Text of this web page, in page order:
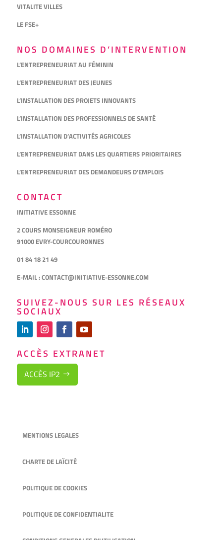
VITALITE VILLES
LE FSE+
NOS DOMAINES D’INTERVENTION
L’ENTREPRENEURIAT AU FÉMININ
L’ENTREPRENEURIAT DES JEUNES
L’INSTALLATION DES PROJETS INNOVANTS
L’INSTALLATION DES PROFESSIONNELS DE SANTÉ
L’INSTALLATION D’ACTIVITÉS AGRICOLES
L’ENTREPRENEURIAT DANS LES QUARTIERS PRIORITAIRES
L’ENTREPRENEURIAT DES DEMANDEURS D’EMPLOIS
CONTACT
INITIATIVE ESSONNE
2 COURS MONSEIGNEUR ROMÉRO
91000 EVRY-COURCOURONNES
01 84 18 21 49
E-MAIL :CONTACT@INITIATIVE-ESSONNE.COM
SUIVEZ-NOUS SUR LES RÉSEAUX
SOCIAUX
ACCÈS EXTRANET
ACCÈS IP2
MENTIONS LEGALES
CHARTE DE LAÏCITÉ
POLITIQUE DE COOKIES
POLITIQUE DE CONFIDENTIALITE